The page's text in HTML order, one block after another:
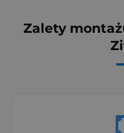
Zalety